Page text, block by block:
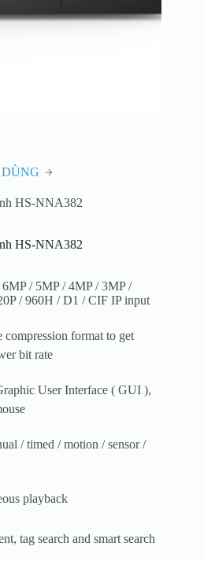
HS-NNA382
HS-NNA382
/ 5MP / 4MP / 3MP /
/ 960H / D1 / CIF IP input
format to get
bit rate
User Interface ( GUI ),
/ timed / motion / sensor /
playback
tag search and smart search